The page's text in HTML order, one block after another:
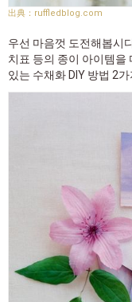
ruffledblog.com
우선 마음껏 도전해봅시
치표 등의 종이 아이템
있는 수채화 DIY 방법 2